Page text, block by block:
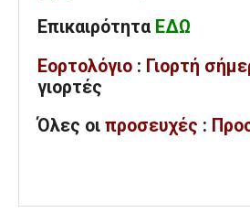
Επικαιρότητα ΕΔΩ
Εορτολόγιο : Γιορτή
γιορτές
Όλες οι προσευχές :